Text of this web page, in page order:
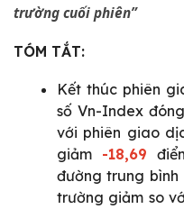
trường cuối phiên”
TÓM TẮT:
Kết thúc phiên
số Vn-Index
với phiên giao
giảm -18,69
đường trung bình
trường giảm so